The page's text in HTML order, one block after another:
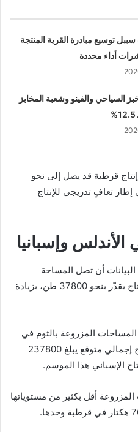
توسيع مبادرة القرية المنتجة
أداء محددة
السياحي والفينو وشعبة المخابز
قرطبة قد يصل إلى نحو
خلال موسم 2026، في إطار تعافٍ تدريجي للإنتاج
الأندلس وإسبانيا
أن تصل المساحة
المزروعة إلى 3360 هكتارًا، مع إنتاج يقدّر بنحو 37800 طن، بزيادة
المزروعة بالثوم في
إسبانيا إلى 24400 هكتار، مع إنتاج إجمالي متوقع يبلغ 237800
الإسباني هذا الموسم.
أقل بكثير من مستوياتها